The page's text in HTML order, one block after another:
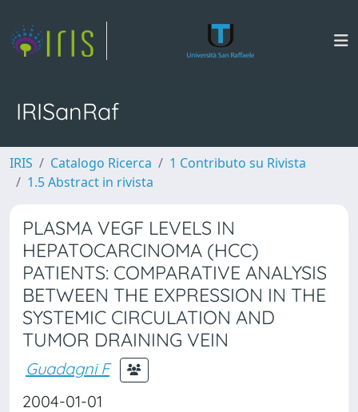
IRISanRaf
IRIS Catalogo Ricerca
1 Contributo su Rivista
1.5 Abstract in rivista
PLASMA VEGF LEVELS IN
HEPATOCARCINOMA (HCC)
PATIENTS: COMPARATIVE ANALYSIS
BETWEEN THE EXPRESSION IN THE
SYSTEMIC CIRCULATION AND
TUMOR DRAINING VEIN
Guadagni F
2004-01-01